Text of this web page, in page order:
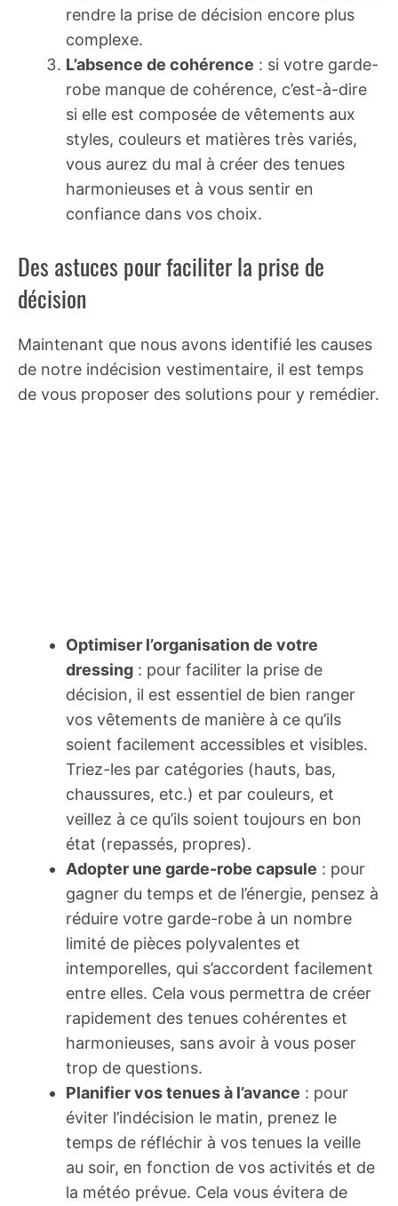
rendre la prise de décision encore plus
complexe.
L’absence de cohérence : si votre garde-
robe manque de cohérence, c’est-à-dire
si elle est composée de vêtements aux
styles, couleurs et matières très variés,
vous aurez du mal à créer des tenues
harmonieuses et à vous sentir en
confiance dans vos choix.
Des astuces pour faciliter la prise de
décision
Maintenant que nous avons identifié les causes
de notre indécision vestimentaire, il est temps
de vous proposer des solutions pour y remédier.
Optimiser l’organisation de votre
dressing : pour faciliter la prise de
décision, il est essentiel de bien ranger
vos vêtements de manière à ce qu’ils
soient facilement accessibles et visibles.
Triez-les par catégories (hauts, bas,
chaussures, etc.) et par couleurs, et
veillez à ce qu’ils soient toujours en bon
état (repassés, propres).
Adopter une garde-robe capsule : pour
gagner du temps et de l’énergie, pensez à
réduire votre garde-robe à un nombre
limité de pièces polyvalentes et
intemporelles, qui s’accordent facilement
entre elles. Cela vous permettra de créer
rapidement des tenues cohérentes et
harmonieuses, sans avoir à vous poser
trop de questions.
Planifier vos tenues à l’avance : pour
éviter l’indécision le matin, prenez le
temps de réfléchir à vos tenues la veille
au soir, en fonction de vos activités et de
la météo prévue. Cela vous évitera de